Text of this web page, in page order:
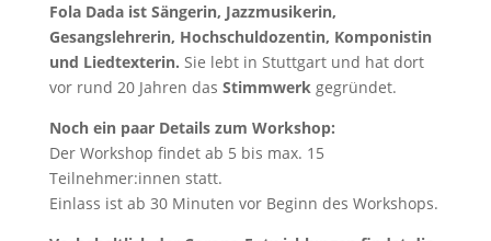
Fola Dada ist Sängerin, Jazzmusikerin,
Gesangslehrerin, Hochschuldozentin, Komponistin
und Liedtexterin. Sie lebt in Stuttgart und hat dort
vor rund 20 Jahren das Stimmwerkgegründet.
Noch ein paar Details zum Workshop:
Der Workshop findet ab 5 bis max. 15
Teilnehmer:innen statt.
Einlass ist ab 30 Minuten vor Beginn des Workshops.